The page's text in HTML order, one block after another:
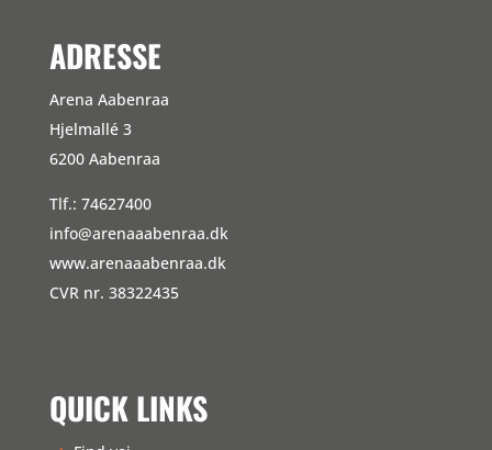
ADRESSE
Arena Aabenraa
Hjelmallé 3
6200 Aabenraa
Tlf.: 74627400
info@arenaaabenraa.dk
www.arenaaabenraa.dk
CVR nr. 38322435
QUICK LINKS